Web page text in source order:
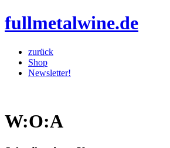
fullmetalwine.de
zurück
Shop
Newsletter!
W:O:A